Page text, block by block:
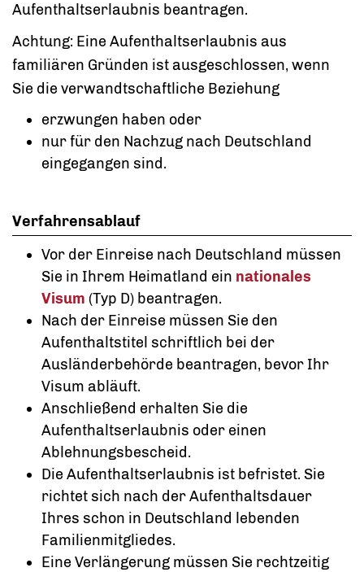
Aufenthaltserlaubnis beantragen.
Achtung: Eine Aufenthaltserlaubnis aus
familiären Gründen ist ausgeschlossen, wenn
Sie die verwandtschaftliche Beziehung
erzwungen haben oder
nur für den Nachzug nach Deutschland
eingegangen sind.
Verfahrensablauf
Vor der Einreise nach Deutschland müssen
Sie in Ihrem Heimatland ein nationales
Visum (Typ D) beantragen.
Nach der Einreise müssen Sie den
Aufenthaltstitel schriftlich bei der
Ausländerbehörde beantragen, bevor Ihr
Visum abläuft.
Anschließend erhalten Sie die
Aufenthaltserlaubnis oder einen
Ablehnungsbescheid.
Die Aufenthaltserlaubnis ist befristet. Sie
richtet sich nach der Aufenthaltsdauer
Ihres schon in Deutschland lebenden
Familienmitgliedes.
Eine Verlängerung müssen Sie rechtzeitig